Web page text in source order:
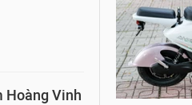
Hoàng Vinh